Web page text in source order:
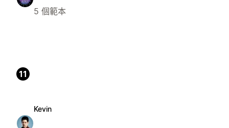
5 個範本
11
Kevin